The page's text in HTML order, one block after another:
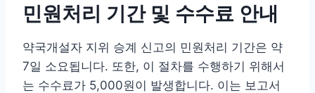
민원처리 기간 및 수수료 안내
약국개설자 지위 승계 신고의 민원처리 기간은 약
7일 소요됩니다. 또한, 이 절차를 수행하기 위해서
는 수수료가 5,000원이 발생합니다. 이는 보고서